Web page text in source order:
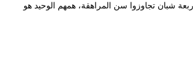
شبان تجاوزوا سن المراهقة، همهم الوحيد هو